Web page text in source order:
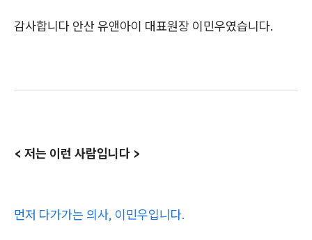
감사합니다 안산 유앤아이 대표원장 이민우였습니다.
< 저는 이런 사람입니다 >
먼저 다가가는 의사, 이민우입니다.